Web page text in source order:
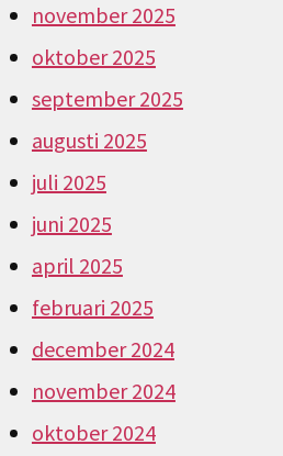
november 2025
oktober 2025
september 2025
augusti 2025
juli 2025
juni 2025
april 2025
februari 2025
december 2024
november 2024
oktober 2024